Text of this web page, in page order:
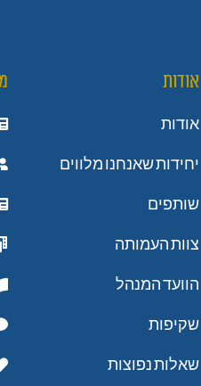
אודות
אודות
יחידות שאנחנו מלווים
שותפים
צוות העמותה
הוועד המנהל
שקיפות
שאלות נפוצות